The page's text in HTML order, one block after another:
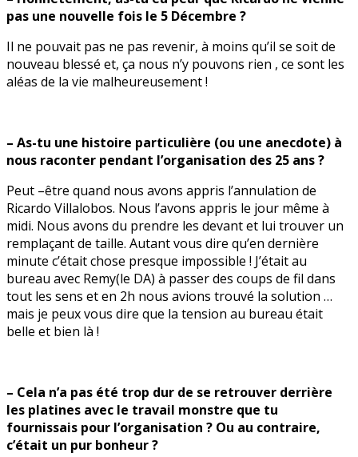
pas une nouvelle fois le 5 Décembre ?
Il ne pouvait pas ne pas revenir, à moins qu’il se soit de
nouveau blessé et, ça nous n’y pouvons rien , ce sont les
aléas de la vie malheureusement !
– As-tu une histoire particulière (ou une anecdote) à
nous raconter pendant l’organisation des 25 ans ?
Peut –être quand nous avons appris l’annulation de
Ricardo Villalobos. Nous l’avons appris le jour même à
midi. Nous avons du prendre les devant et lui trouver un
remplaçant de taille. Autant vous dire qu’en dernière
minute c’était chose presque impossible ! J’était au
bureau avec Remy(le DA) à passer des coups de fil dans
tout les sens et en 2h nous avions trouvé la solution …
mais je peux vous dire que la tension au bureau était
belle et bien là !
– Cela n’a pas été trop dur de se retrouver derrière
les platines avec le travail monstre que tu
fournissais pour l’organisation ? Ou au contraire,
c’était un pur bonheur ?